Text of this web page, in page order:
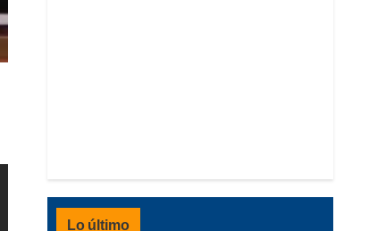
Lo último